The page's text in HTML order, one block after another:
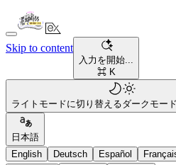
Skip to content
入力を開始...
⌘ K
ライトモードに切り替えるダークモー
日本語
English
Deutsch Español